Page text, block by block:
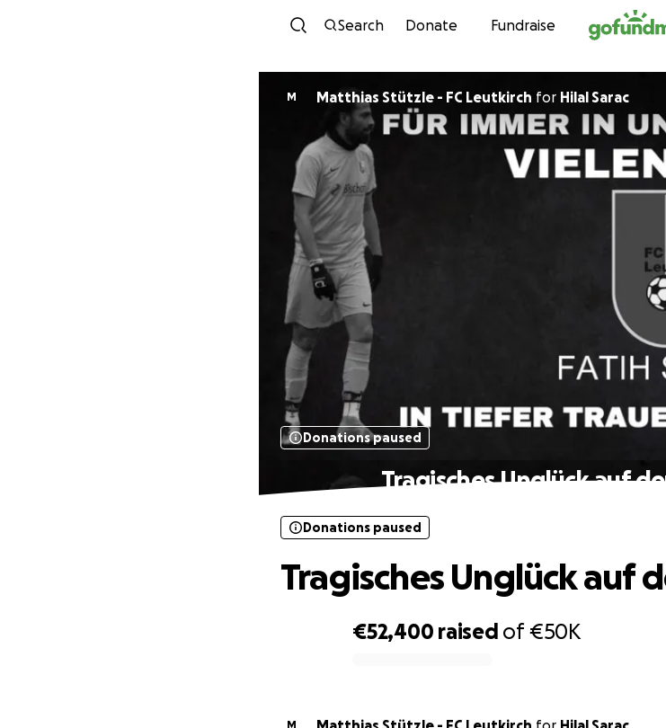
Skip to content
Search Donate Fundraise
M Matthias Stützle - FC Leutkirch for Hilal Sarac
Donations paused
Tragisches Unglück auf
€52,400 raised of€50K
Donations paused
Tragisches Unglück auf
M